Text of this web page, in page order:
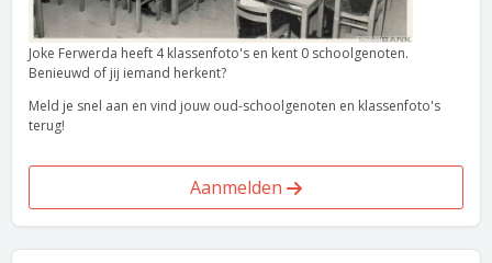
Joke Ferwerda heeft 4 klassenfoto's en kent 0 schoolgenoten.
Benieuwd of jij iemand herkent?
Meld je snel aan en vind jouw oud-schoolgenoten en klassenfoto's
terug!
Aanmelden